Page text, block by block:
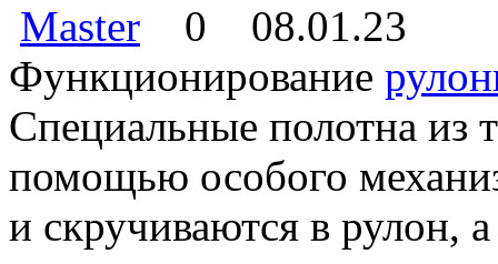
Master 0
08.01.23
Функционирование
Специальные полотна из
помощью особого
и скручиваются в рулон,